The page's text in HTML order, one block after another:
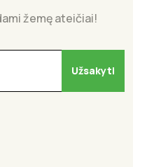
žemę ateičiai!